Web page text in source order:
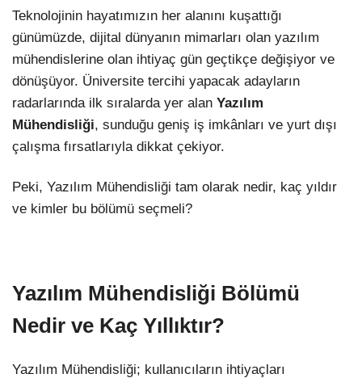
Teknolojinin hayatımızın her alanını kuşattığı
günümüzde, dijital dünyanın mimarları olan yazılım
mühendislerine olan ihtiyaç gün geçtikçe değişiyor ve
dönüşüyor. Üniversite tercihi yapacak adayların
radarlarında ilk sıralarda yer alan Yazılım
Mühendisliği, sunduğu geniş iş imkânları ve yurt dışı
çalışma fırsatlarıyla dikkat çekiyor.
Peki, Yazılım Mühendisliği tam olarak nedir, kaç yıldır
ve kimler bu bölümü seçmeli?
Yazılım Mühendisliği Bölümü
Nedir ve Kaç Yıllıktır?
Yazılım Mühendisliği; kullanıcıların ihtiyaçları